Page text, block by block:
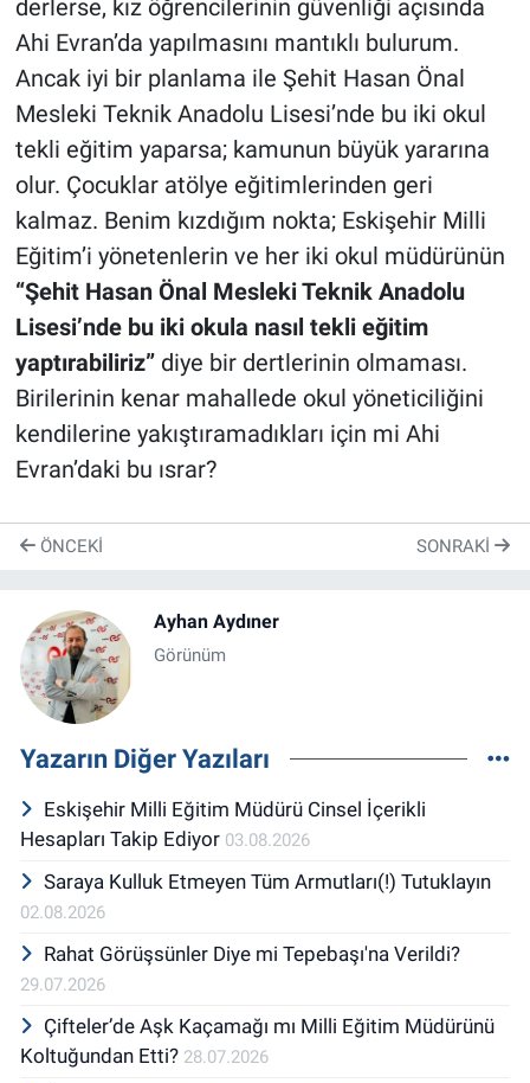
derlerse, kız öğrencilerinin güvenliği açısında
Ahi Evran’da yapılmasını mantıklı bulurum.
Ancak iyi bir planlama ile Şehit Hasan Önal
Mesleki Teknik Anadolu Lisesi’nde bu iki okul
tekli eğitim yaparsa; kamunun büyük yararına
olur. Çocuklar atölye eğitimlerinden geri
kalmaz. Benim kızdığım nokta; Eskişehir Milli
Eğitim’i yönetenlerin ve her iki okul müdürünün
“Şehit Hasan Önal Mesleki Teknik Anadolu
Lisesi’nde bu iki okula nasıl tekli eğitim
yaptırabiliriz”diye bir dertlerinin olmaması.
Birilerinin kenar mahallede okul yöneticiliğini
kendilerine yakıştıramadıkları için mi Ahi
Evran’daki bu ısrar?
ÖNCEKI SONRAKI
Ayhan Aydıner
Görünüm
Yazarın Diğer Yazıları
Eskişehir Milli Eğitim Müdürü Cinsel İçerikli
Hesapları Takip Ediyor 03.08.2026
Saraya Kulluk Etmeyen Tüm Armutları(!) Tutuklayın
02.08.2026
Rahat Görüşsünler Diye mi Tepebaşı'na Verildi?
29.07.2026
Çifteler’de Aşk Kaçamağı mı Milli Eğitim Müdürünü
Koltuğundan Etti? 28.07.2026